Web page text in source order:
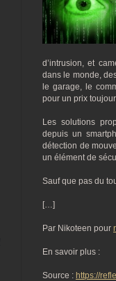
d’intrusion, et
dans le monde,
le garage, le
pour un prix
Les solutions
depuis un
détection de
un élément de
Sauf que pas du
[…]
Par Nikoteen pour
En savoir plus :
Source : https://